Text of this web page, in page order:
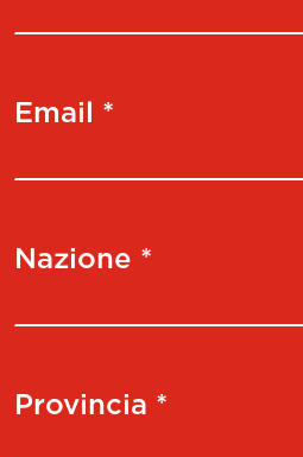
Email *
Nazione *
Provincia *